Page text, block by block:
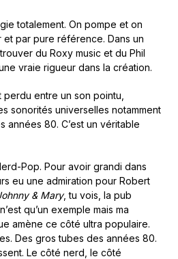
totalement. On pompe et on
et par pure référence. Dans un
du Roxy music et du Phil
vraie rigueur dans la création.
entre un son pointu,
sonorités universelles notamment
années 80. C’est un véritable
Pop. Pour avoir grandi dans
eu une admiration pour Robert
& Mary, tu vois, la pub
qu’un exemple mais ma
amène ce côté ultra populaire.
Des gros tubes des années 80.
Le côté nerd, le côté